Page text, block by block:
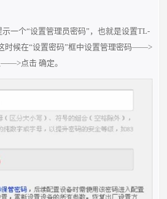
一个“设置管理员密码”，也就是设置TL-
时候在“设置密码”框中设置管理密码——>
点击 确定。